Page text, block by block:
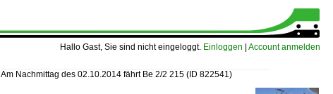
Hallo Gast, Sie sind nicht eingeloggt. Einloggen Account anmelden
Am Nachmittag des 02.10.2014 fährt Be 2/2 215 (ID 822541)